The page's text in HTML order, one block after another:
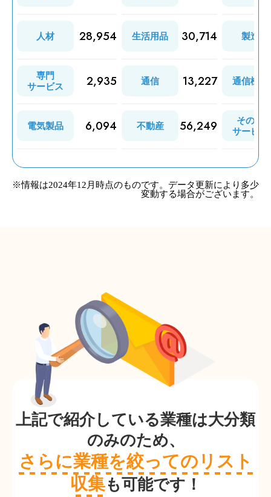
人材 28,954 生活用品 30,714 製造
専門
サービス
2,935 通信 13,227 通信機器
電気製品 6,094 不動産 56,249
その他
サービス
※情報は2024年12月時点のものです。データ更新により多少
変動する場合がございます。
上記で紹介している業種は大分類
のみのため、
さらに業種を絞ってのリスト
収集も可能です！